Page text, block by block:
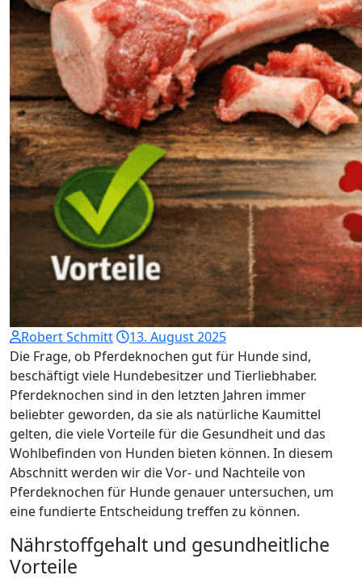
Robert Schmitt
13. August 2025
Die Frage, ob Pferdeknochen gut für Hunde sind,
beschäftigt viele Hundebesitzer und Tierliebhaber.
Pferdeknochen sind in den letzten Jahren immer
beliebter geworden, da sie als natürliche Kaumittel
gelten, die viele Vorteile für die Gesundheit und das
Wohlbefinden von Hunden bieten können. In diesem
Abschnitt werden wir die Vor- und Nachteile von
Pferdeknochen für Hunde genauer untersuchen, um
eine fundierte Entscheidung treffen zu können.
Nährstoffgehalt und gesundheitliche
Vorteile